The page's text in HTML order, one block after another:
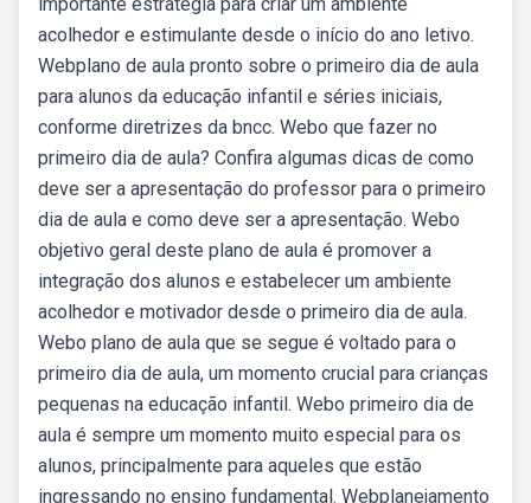
acolhedor e estimulante desde o início do ano letivo.
Webplano de aula pronto sobre o primeiro dia de aula
para alunos da educação infantil e séries iniciais,
conforme diretrizes da bncc. Webo que fazer no
primeiro dia de aula? Confira algumas dicas de como
deve ser a apresentação do professor para o primeiro
dia de aula e como deve ser a apresentação. Webo
objetivo geral deste plano de aula é promover a
integração dos alunos e estabelecer um ambiente
acolhedor e motivador desde o primeiro dia de aula.
Webo plano de aula que se segue é voltado para o
primeiro dia de aula, um momento crucial para crianças
pequenas na educação infantil. Webo primeiro dia de
aula é sempre um momento muito especial para os
alunos, principalmente para aqueles que estão
ingressando no ensino fundamental. Webplanejamento